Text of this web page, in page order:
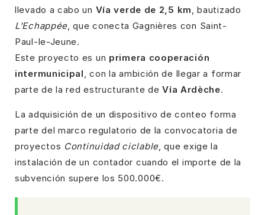
llevado a cabo un Vía verde de 2,5 km , bautizado
L'Echappée , que conecta Gagnières con Saint-
Paul-le-Jeune.
Este proyecto es un primera cooperación
intermunicipal , con la ambición de llegar a formar
parte de la red estructurante deVía Ardèche.
La adquisición de un dispositivo de conteo forma
parte del marco regulatorio de la convocatoria de
proyectos Continuidad ciclable , que exige la
instalación de un contador cuando el importe de la
subvención supere los 500.000€.